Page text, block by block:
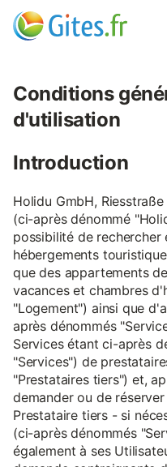
Conditions
d'utilisation
Introduction
Holidu GmbH,
(ci-après dénommé
possibilité de
hébergements
que des appartements
vacances et chambres
"Logement") ainsi que
après dénommés
Services étant ci-après
"Services") de
"Prestataires tiers") et,
demander ou de
Prestataire tiers - si
(ci-après dénommés
également à ses